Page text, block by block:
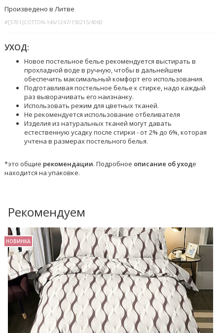
Произведено в Литве
#[S701]COTTON-146/1247/150215/4060
УХОД:
Новое постельное белье рекомендуется выстирать в
прохладной воде в ручную, чтобы в дальнейшем
обеспечить максимальный комфорт его использования.
Подготавливая постельное белье к стирке, надо каждый
раз выворачивать его наизнанку.
Использовать режим для цветных тканей.
Не рекомендуется использование отбеливателя
Изделия из натуральных тканей могут давать
естественную усадку после стирки - от 2% до 6%, которая
учтена в размерах постельного белья
*это общие рекомендации. Подробное описание об уходе
находится на упаковке.
Рекомендуем
НОВИНКА